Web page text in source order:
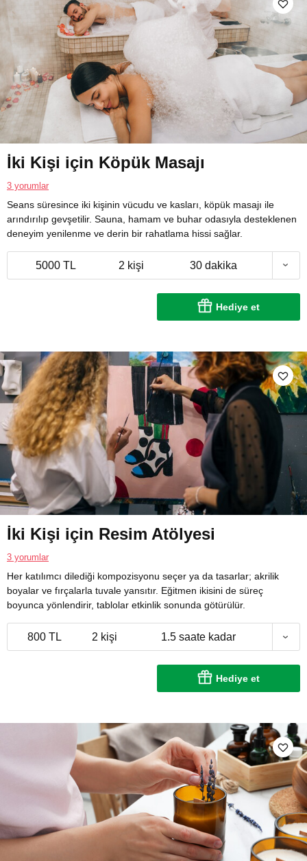
İki Kişi için Köpük Masajı
3 yorumlar
Seans süresince iki kişinin vücudu ve kasları, köpük masajı ile
arındırılıp gevşetilir. Sauna, hamam ve buhar odasıyla desteklenen
deneyim yenilenme ve derin bir rahatlama hissi sağlar.
5000 TL 2 kişi 30 dakika
Hediye et
İki Kişi için Resim Atölyesi
3 yorumlar
Her katılımcı dilediği kompozisyonu seçer ya da tasarlar; akrilik
boyalar ve fırçalarla tuvale yansıtır. Eğitmen ikisini de süreç
boyunca yönlendirir, tablolar etkinlik sonunda götürülür.
800 TL 2 kişi 1.5 saate kadar
Hediye et